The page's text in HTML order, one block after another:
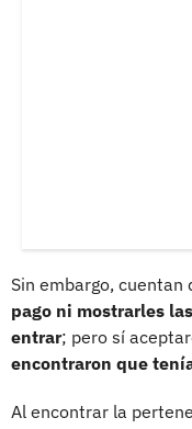
Sin embargo, cuentan
pago ni mostrarles
entrar; pero sí
encontraron que
Al encontrar la